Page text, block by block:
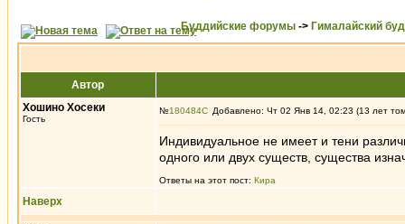
Буддийские форумы -> Гималайский
Автор
Хошино Хосеки
Гость
№180484 Добавлено: Чт 02 Янв 14, 02:23 (13 лет
Индивидуальное не имеет и тени
одного или двух существ, существа
Ответы на этот пост: Кира
Наверх